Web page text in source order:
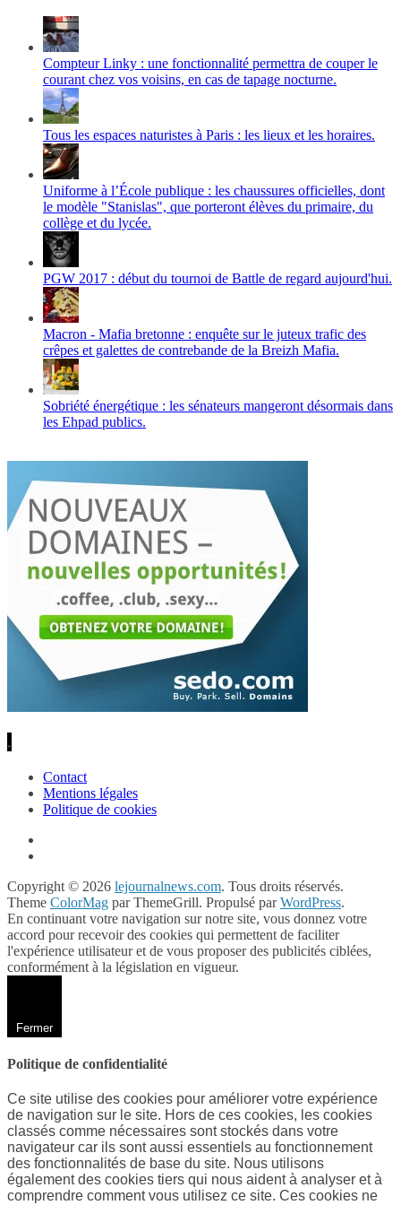
Compteur Linky : une fonctionnalité permettra de couper le
courant chez vos voisins, en cas de tapage nocturne.
Tous les espaces naturistes à Paris : les lieux et les horaires.
Uniforme à l’École publique : les chaussures officielles, dont
le modèle "Stanislas", que porteront élèves du primaire, du
collège et du lycée.
PGW 2017 : début du tournoi de Battle de regard aujourd'hui.
Macron - Mafia bretonne : enquête sur le juteux trafic des
crêpes et galettes de contrebande de la Breizh Mafia.
Sobriété énergétique : les sénateurs mangeront désormais dans
les Ehpad publics.
.
Contact
Mentions légales
Politique de cookies
Copyright © 2026 lejournalnews.com. Tous droits réservés.
Theme ColorMag par ThemeGrill. Propulsé parWordPress.
En continuant votre navigation sur notre site, vous donnez votre
accord pour recevoir des cookies qui permettent de faciliter
l'expérience utilisateur et de vous proposer des publicités ciblées,
conformément à la législation en vigueur.
Fermer
Politique de confidentialité
Ce site utilise des cookies pour améliorer votre expérience
de navigation sur le site. Hors de ces cookies, les cookies
classés comme nécessaires sont stockés dans votre
navigateur car ils sont aussi essentiels au fonctionnement
des fonctionnalités de base du site. Nous utilisons
également des cookies tiers qui nous aident à analyser et à
comprendre comment vous utilisez ce site. Ces cookies ne